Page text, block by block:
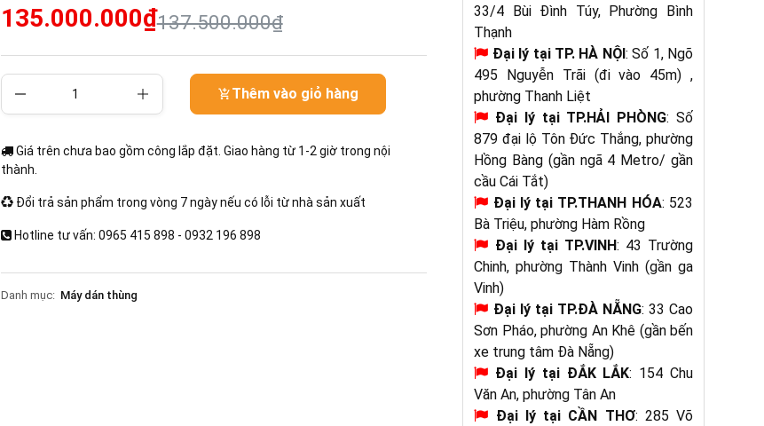
135.000.000₫137.500.000₫
Thêm vào giỏ hàng
Giá trên chưa bao gồm công lắp đặt. Giao hàng từ 1-2 giờ trong nội
thành.
Đổi trả sản phẩm trong vòng 7 ngày nếu có lỗi từ nhà sản xuất
Hotline tư vấn: 0965 415 898 - 0932 196 898
Danh mục: Máy dán thùng
33/4 Bùi Đình Túy, Phường Bình
Thạnh
Đại lý tại TP. HÀ NỘI: Số 1, Ngõ
495 Nguyễn Trãi (đi vào 45m) ,
phường Thanh Liệt
Đại lý tại TP.HẢI PHÒNG: Số
879 đại lộ Tôn Đức Thắng, phường
Hồng Bàng (gần ngã 4 Metro/ gần
cầu Cái Tắt)
Đại lý tại TP.THANH HÓA: 523
Bà Triệu, phường Hàm Rồng
Đại lý tại TP.VINH: 43 Trường
Chinh, phường Thành Vinh (gần ga
Vinh)
Đại lý tại TP.ĐÀ NẴNG: 33 Cao
Sơn Pháo, phường An Khê (gần bến
xe trung tâm Đà Nẵng)
Đại lý tại ĐẮK LẮK: 154 Chu
Văn An, phường Tân An
Đại lý tại CẦN THƠ: 285 Võ